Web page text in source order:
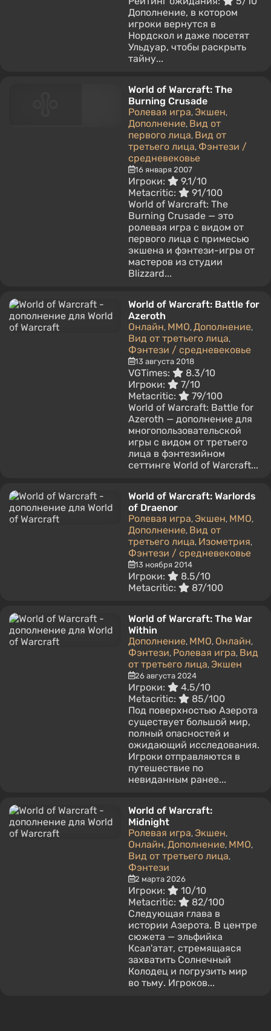
Дополнение, в котором
игроки вернутся в
Нордскол и даже посетят
Ульдуар, чтобы раскрыть
тайну...
World of Warcraft: The
Burning Crusade
Ролевая игра, Экшен,
Дополнение, Вид от
первого лица, Вид от
третьего лица, Фэнтези /
средневековье
16 января 2007
Игроки:
9.1/10
Metacritic:
91/100
World of Warcraft: The
Burning Crusade — это
ролевая игра с видом от
первого лица с примесью
экшена и фэнтези-игры от
мастеров из студии
Blizzard...
World of Warcraft: Battle for
Azeroth
Онлайн, MMO, Дополнение,
Вид от третьего лица,
Фэнтези / средневековье
13 августа 2018
VGTimes:
8.3/10
Игроки:
7/10
Metacritic:
79/100
World of Warcraft: Battle for
Azeroth — дополнение для
многопользовательской
игры с видом от третьего
лица в фэнтезийном
сеттинге World of Warcraft...
World of Warcraft: Warlords
of Draenor
Ролевая игра, Экшен, MMO,
Дополнение, Вид от
третьего лица, Изометрия,
Фэнтези / средневековье
13 ноября 2014
Игроки:
8.5/10
Metacritic:
87/100
World of Warcraft: The War
Within
Дополнение, MMO, Онлайн,
Фэнтези, Ролевая игра, Вид
от третьего лица, Экшен
26 августа 2024
Игроки:
4.5/10
Metacritic:
85/100
Под поверхностью Азерота
существует большой мир,
полный опасностей и
ожидающий исследования.
Игроки отправляются в
путешествие по
невиданным ранее...
World of Warcraft:
Midnight
Ролевая игра, Экшен,
Онлайн, Дополнение, MMO,
Вид от третьего лица,
Фэнтези
2 марта 2026
Игроки:
10/10
Metacritic:
82/100
Следующая глава в
истории Азерота. В центре
сюжета — эльфийка
Ксал'атат, стремящаяся
захватить Солнечный
Колодец и погрузить мир
во тьму. Игроков...